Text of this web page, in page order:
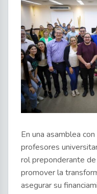
En una asamblea
profesores
rol preponderante
promover la
asegurar su